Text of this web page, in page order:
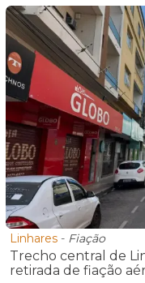
Linhares - Fiação
Trecho central de
retirada de fiação